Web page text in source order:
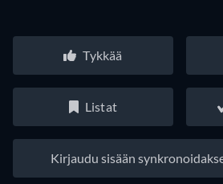
Tykkää
Listat
Kirjaudu sisään